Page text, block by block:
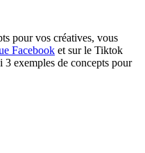
pour vos créatives, vous
Facebook et sur le Tiktok
exemples de concepts pour